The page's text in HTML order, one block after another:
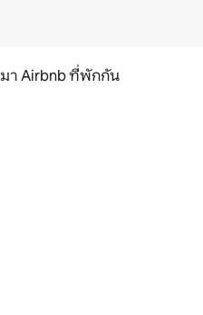
มา Airbnb ที่พักกัน